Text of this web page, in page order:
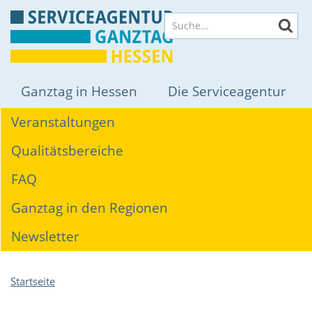
Direkt
zum
Inhalt
Suche
Hauptnavigation
Ganztag in Hessen Die Serviceagentur
Themen
Veranstaltungen
Qualitätsbereiche
FAQ
Ganztag in den Regionen
Newsletter
Pfadnavigation
Startseite